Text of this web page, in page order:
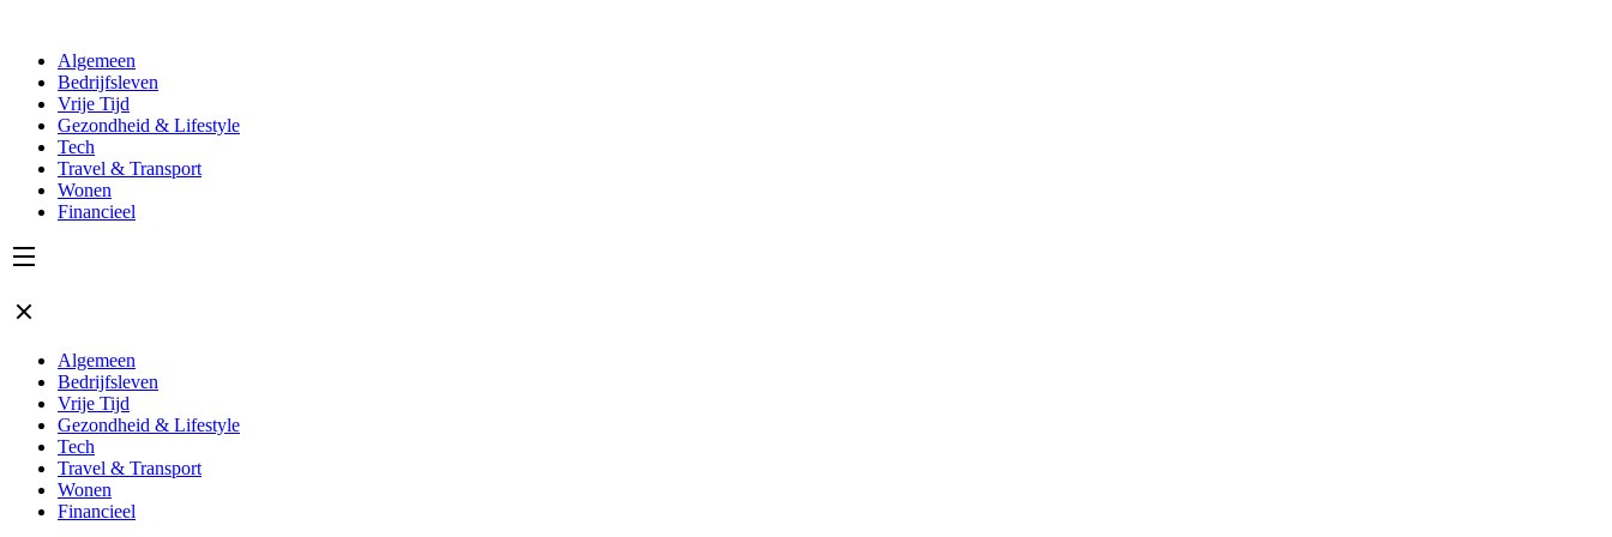
Algemeen
Bedrijfsleven
Vrije Tijd
Gezondheid & Lifestyle
Tech
Travel & Transport
Wonen
Financieel
Algemeen
Bedrijfsleven
Vrije Tijd
Gezondheid & Lifestyle
Tech
Travel & Transport
Wonen
Financieel